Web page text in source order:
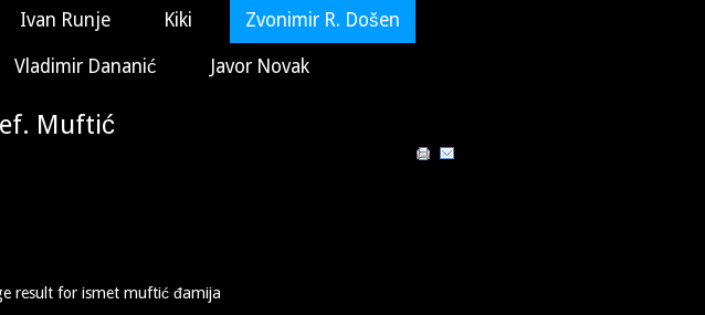
Ivan Runje Kiki Zvonimir R. Došen
Vladimir Dananić Javor Novak
Muftić